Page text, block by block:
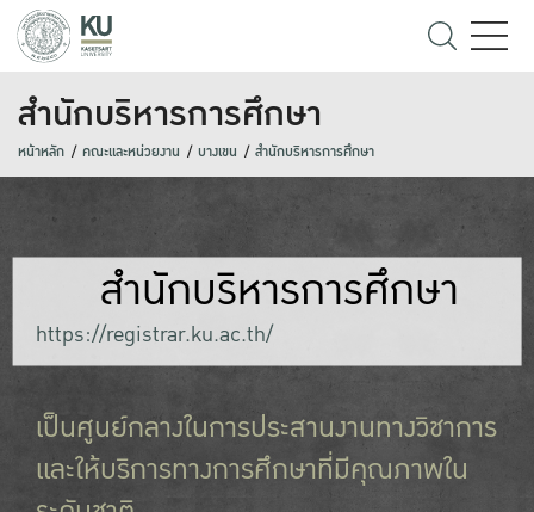
สำนักบริหารการศึกษา
หน้าหลัก คณะและหน่วยงาน บางเขน สำนักบริหารการศึกษา
สำนักบริหารการศึกษา
https://registrar.ku.ac.th/
เป็นศูนย์กลางในการประสานงานทางวิชาการ
และให้บริการทางการศึกษาที่มีคุณภาพใน